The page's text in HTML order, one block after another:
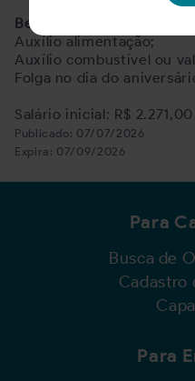
Benefícios:
Auxílio alimentação;
Auxílio combustível ou
Folga no dia do
Salário inicial: R$ 2.271,00
Publicado: 07/07/2026
Expira: 07/09/2026
Para
Busca de
Cadastro
Para